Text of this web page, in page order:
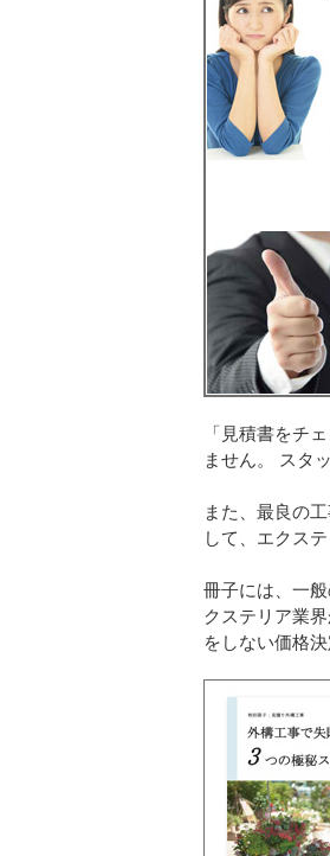
「見積書をチ
ません。 スタ
また、最良の
して、エクス
冊子には、一
クステリア業
をしない価格